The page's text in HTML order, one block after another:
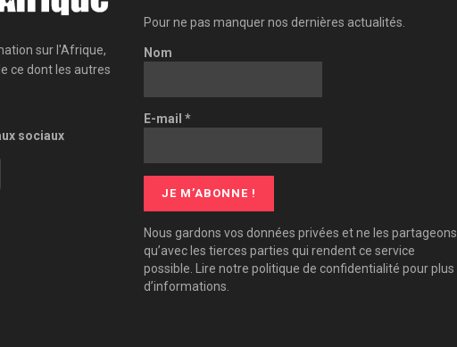
sur l'Afrique,
ce dont les autres
sociaux
Pour ne pas manquer nos dernières actualités.
Nom
E-mail *
Nous gardons vos données privées et ne les partageons
qu’avec les tierces parties qui rendent ce service
possible. Lire notre politique de confidentialité pour plus
d’informations.